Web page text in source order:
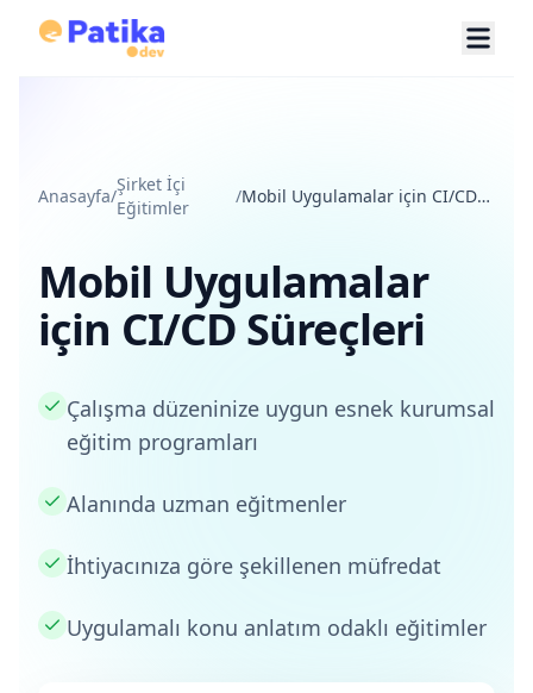
Anasayfa/
Şirket İçi
Eğitimler
/Mobil Uygulamalar için CI/CD
Mobil Uygulamalar
için CI/CD Süreçleri
Çalışma düzeninize uygun esnek kurumsal
eğitim programları
Alanında uzman eğitmenler
İhtiyacınıza göre şekillenen müfredat
Uygulamalı konu anlatım odaklı eğitimler